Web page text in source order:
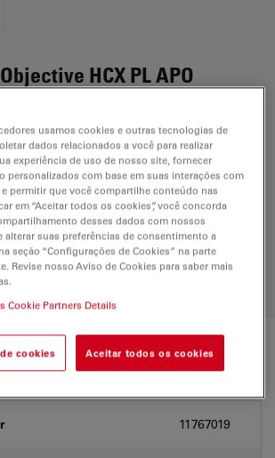
HCX PL APO
DE ORÇAMENTO
Discover the perfect solution. Explore
ourObjective Finder, compare
alternatives, and find the best fit for
11767019
usamos cookies e outras tecnologias de
dados relacionados a você para realizar
experiência de uso de nosso site, fornecer
personalizados com base em suas interações com
permitir que você compartilhe conteúdo nas
em “Aceitar todos os cookies”, você concorda
desses dados com nossos
alterar suas preferências de consentimento a
seção “Configurações de Cookies” na parte
Revise nosso Aviso de Cookies para saber mais
Cookie Partners Details
cookies Aceitar todos os cookies